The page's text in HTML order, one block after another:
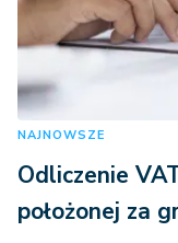
NAJNOWSZE
Odliczenie
położonej za